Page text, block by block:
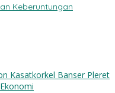
Keberuntungan
Kasatkorkel Banser Pleret